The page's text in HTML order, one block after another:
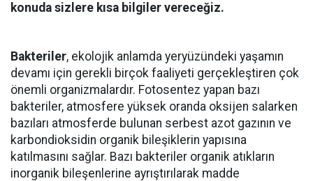
konuda sizlere kısa bilgiler vereceğiz.
Bakteriler, ekolojik anlamda yeryüzündeki yaşamın
devamı için gerekli birçok faaliyeti gerçekleştiren çok
önemli organizmalardır. Fotosentez yapan bazı
bakteriler, atmosfere yüksek oranda oksijen salarken
bazıları atmosferde bulunan serbest azot gazının ve
karbondioksidin organik bileşiklerin yapısına
katılmasını sağlar. Bazı bakteriler organik atıkların
inorganik bileşenlerine ayrıştırılarak madde